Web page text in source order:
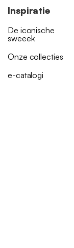
Inspiratie
De iconische
sweeek
Onze collecties
e-catalogi